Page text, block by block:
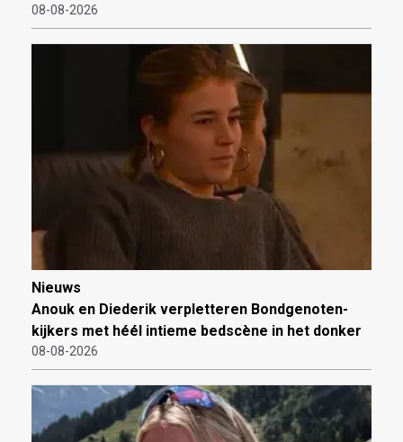
08-08-2026
Nieuws
Anouk en Diederik verpletteren Bondgenoten-
kijkers met héél intieme bedscène in het donker
08-08-2026